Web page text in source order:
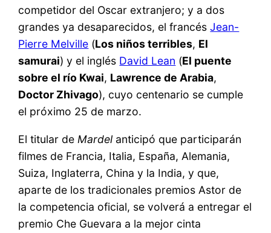
competidor del Oscar extranjero; y a dos
grandes ya desaparecidos, el francésJean-
Pierre Melville (Los niños terribles, El
samurai) y el inglés David Lean (El puente
sobre el río Kwai, Lawrence de Arabia,
Doctor Zhivago), cuyo centenario se cumple
el próximo 25 de marzo.
El titular de Mardel anticipó que participarán
filmes de Francia, Italia, España, Alemania,
Suiza, Inglaterra, China y la India, y que,
aparte de los tradicionales premios Astor de
la competencia oficial, se volverá a entregar el
premio Che Guevara a la mejor cinta